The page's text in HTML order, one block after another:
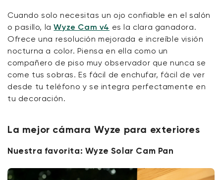
Cuando solo necesitas un ojo confiable en el salón
o pasillo, laWyze Cam v4 es la clara ganadora.
Ofrece una resolución mejorada e increíble visión
nocturna a color. Piensa en ella como un
compañero de piso muy observador que nunca se
come tus sobras. Es fácil de enchufar, fácil de ver
desde tu teléfono y se integra perfectamente en
tu decoración.
La mejor cámara Wyze para exteriores
Nuestra favorita: Wyze Solar Cam Pan